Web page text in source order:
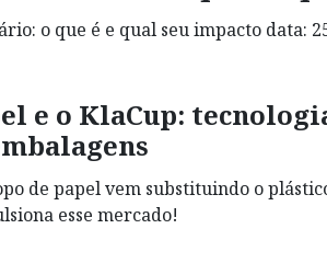
o que é e qual seu impacto data:
e o KlaCup:
de papel vem substituindo o
esse mercado!